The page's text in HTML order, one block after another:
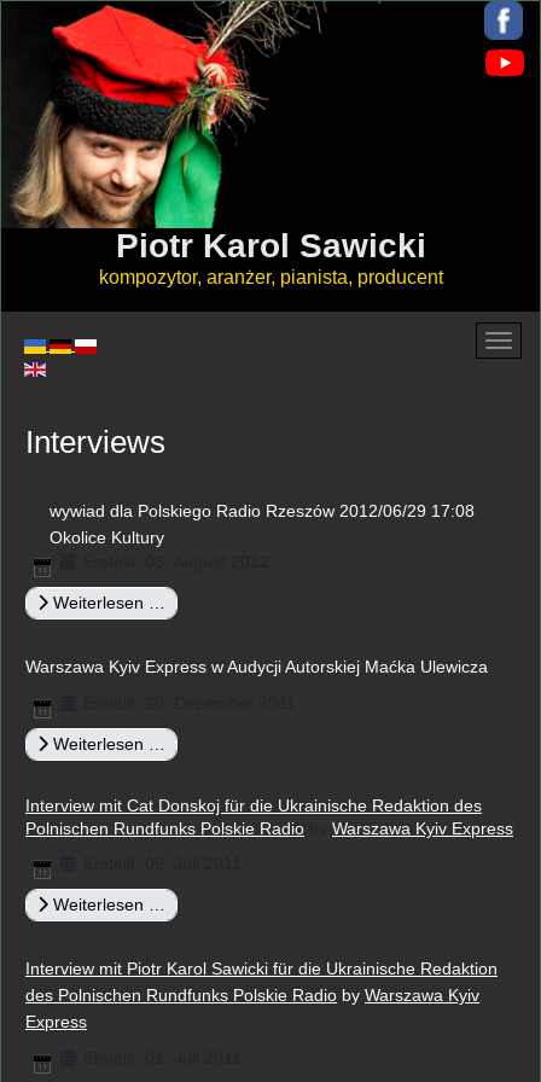
Piotr Karol Sawicki
kompozytor, aranżer, pianista, producent
Interviews
wywiad dla Polskiego Radio Rzeszów 2012/06/29 17:08
Okolice Kultury
Weiterlesen …
Warszawa Kyiv Express w Audycji Autorskiej Maćka Ulewicza
Weiterlesen …
Interview mit Cat Donskoj für die Ukrainische Redaktion des
Polnischen Rundfunks Polskie Radio
Warszawa Kyiv Express
Weiterlesen …
Interview mit Piotr Karol Sawicki für die Ukrainische Redaktion
des Polnischen Rundfunks Polskie Radio by Warszawa Kyiv
Express